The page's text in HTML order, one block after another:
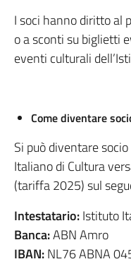
I soci hanno diritto al
o a sconti su biglietti
eventi culturali
Come diventare
Si può diventare
Italiano di Cultura
(tariffa 2025) sul
Intestatario:Istituto
Banca:ABN Amro
IBAN:NL76 ABNA